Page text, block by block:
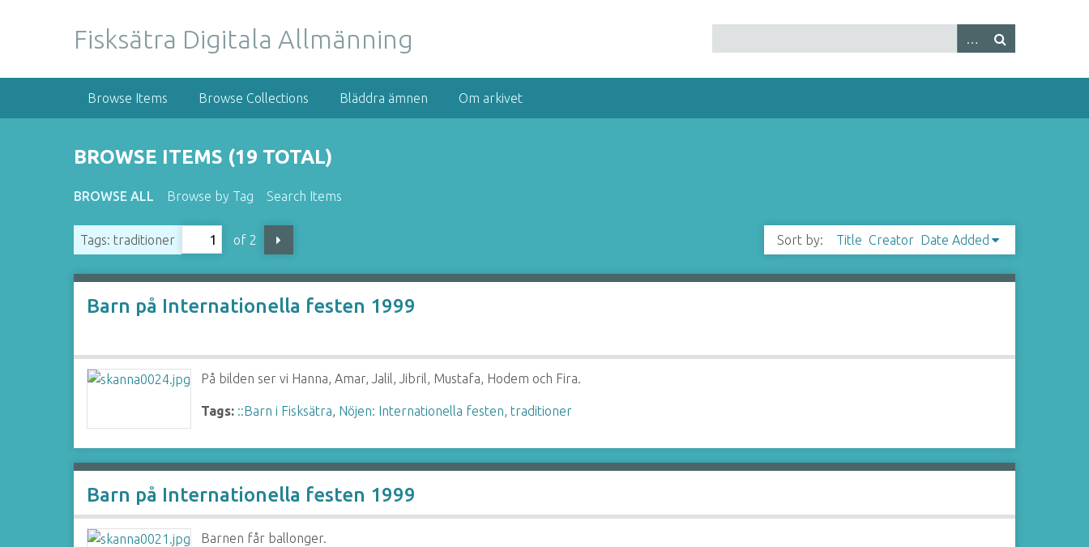
Fisksätra Digitala Allmänning
Browse Items Browse Collections Bläddra ämnen Om arkivet
BROWSE ITEMS (19 TOTAL)
BROWSE ALL Browse by Tag Search Items
Tags: traditioner of 2 Sort by: Title Creator Date Added
Barn på Internationella festen 1999
På bilden ser vi Hanna, Amar, Jalil, Jibril, Mustafa, Hodem och Fira.
Tags: ::Barn i Fisksätra, Nöjen: Internationella festen,traditioner
Barn på Internationella festen 1999
Barnen får ballonger.